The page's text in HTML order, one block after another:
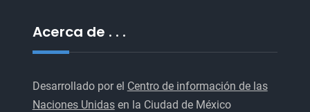
Acerca de . . .
Desarrollado por el Centro de información de las
Naciones Unidasen la Ciudad de México